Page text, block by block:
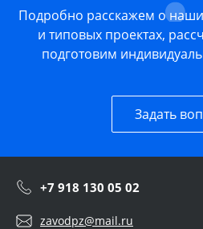
Подробно расскажем о
и типовых проектах,
подготовим
Задать
+7 918 130 05 02
zavodpz@mail.ru